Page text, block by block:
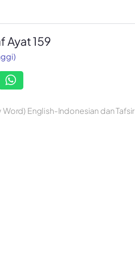
Ayat 159
Word) English-Indonesian dan Tafsir